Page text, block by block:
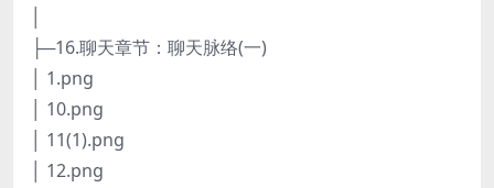
├─16.聊天章节：聊天脉络(一)
│ 1.png
│ 10.png
│ 11(1).png
│ 12.png